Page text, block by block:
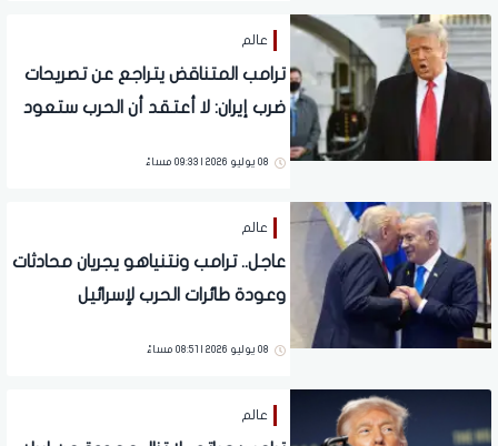
عالم
ترامب المتناقض يتراجع عن تصريحات
ضرب إيران: لا أعتقد أن الحرب ستعود
08 يوليو 2026 | 09:33 مساءً
عالم
عاجل.. ترامب ونتنياهو يجريان محادثات
وعودة طائرات الحرب لإسرائيل
08 يوليو 2026 | 08:51 مساءً
عالم